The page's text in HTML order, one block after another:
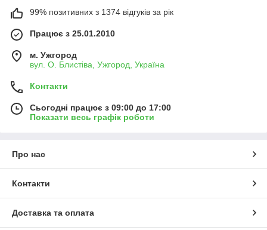
99% позитивних з 1374 відгуків за рік
Працює з 25.01.2010
м. Ужгород
вул. О. Блистіва, Ужгород, Україна
Контакти
Сьогодні працює з 09:00 до 17:00
Показати весь графік роботи
Про нас
Контакти
Доставка та оплата